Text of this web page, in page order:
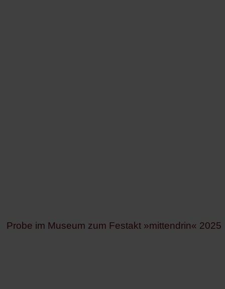
Probe im Museum zum Festakt »mittendrin« 2025